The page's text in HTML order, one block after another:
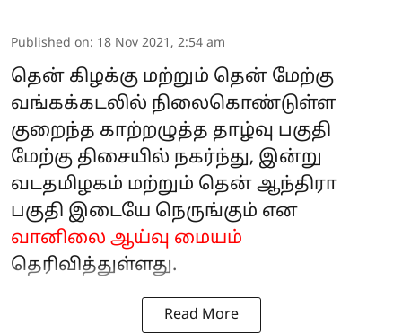
Published on: 18 Nov 2021, 2:54 am
தென் கிழக்கு மற்றும் தென் மேற்கு
வங்கக்கடலில் நிலைகொண்டுள்ள
குறைந்த காற்றழுத்த தாழ்வு பகுதி
மேற்கு திசையில் நகர்ந்து, இன்று
வடதமிழகம் மற்றும் தென் ஆந்திரா
பகுதி இடையே நெருங்கும் என
வானிலை ஆய்வு மையம்
தெரிவித்துள்ளது.
Read More